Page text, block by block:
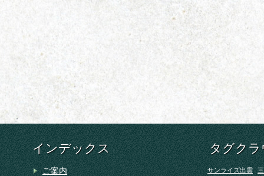
インデックス
ご案内
タグクラ
サンライズ出雲